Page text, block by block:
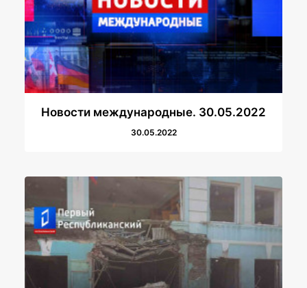
Новости международные. 30.05.2022
30.05.2022